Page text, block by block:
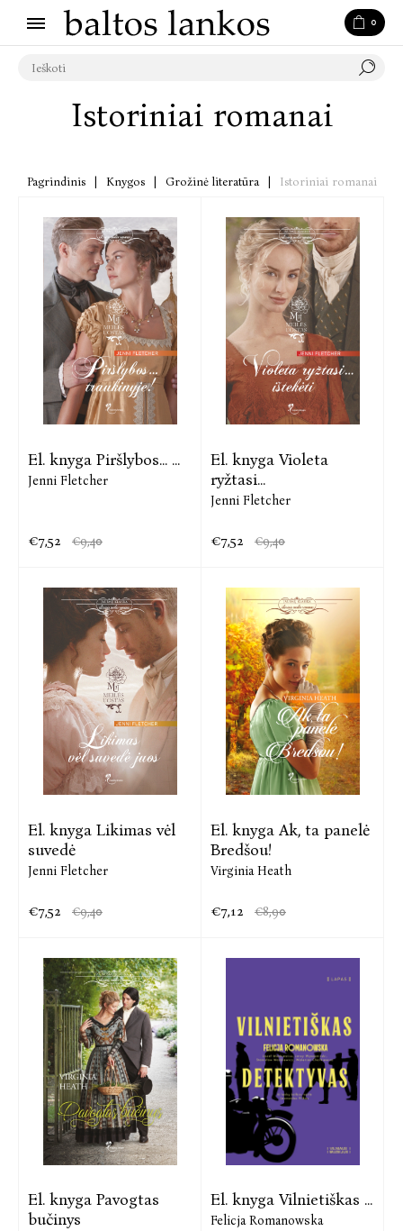
0
Istoriniai romanai
Pagrindinis Knygos Grožinė literatūra Istoriniai romanai
El. knyga Piršlybos... ...
Jenni Fletcher
€7,52 €9,40
El. knyga Violeta
ryžtasi...
Jenni Fletcher
€7,52 €9,40
El. knyga Likimas vėl
suvedė
Jenni Fletcher
€7,52 €9,40
El. knyga Ak, ta panelė
Bredšou!
Virginia Heath
€7,12 €8,90
El. knyga Pavogtas
bučinys
El. knyga Vilnietiškas ...
Felicja Romanowska